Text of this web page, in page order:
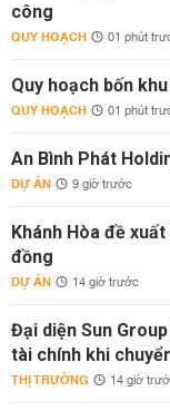
công
QUY HOẠCH 01 phút
Quy hoạch bốn
QUY HOẠCH 01 phút
An Bình Phát
DỰ ÁN 9 giờ trước
Khánh Hòa đề
đồng
DỰ ÁN 14 giờ trước
Đại diện Sun
tài chính khi
THỊ TRƯỜNG 14 giờ